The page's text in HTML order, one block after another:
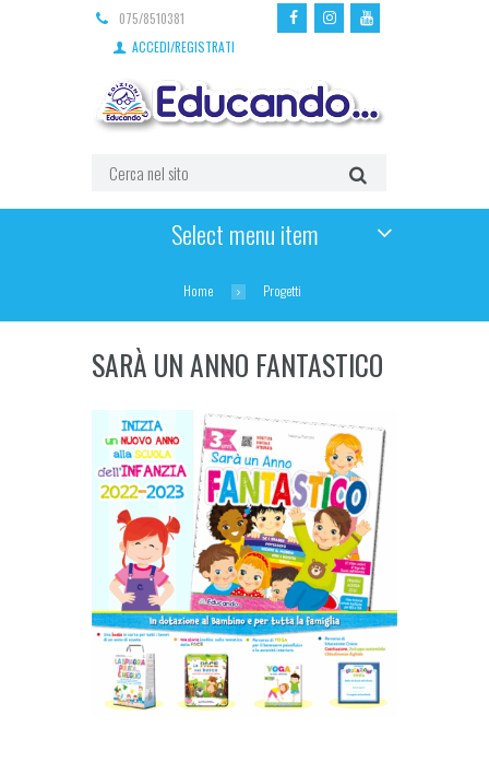
075/8510381
ACCEDI/REGISTRATI
Select menu item
Home Progetti
SARÀ UN ANNO FANTASTICO